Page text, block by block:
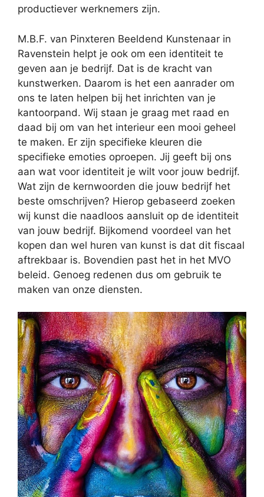
productiever werknemers zijn.
M.B.F. van Pinxteren Beeldend Kunstenaar in
Ravenstein helpt je ook om een identiteit te
geven aan je bedrijf. Dat is de kracht van
kunstwerken. Daarom is het een aanrader om
ons te laten helpen bij het inrichten van je
kantoorpand. Wij staan je graag met raad en
daad bij om van het interieur een mooi geheel
te maken. Er zijn specifieke kleuren die
specifieke emoties oproepen. Jij geeft bij ons
aan wat voor identiteit je wilt voor jouw bedrijf.
Wat zijn de kernwoorden die jouw bedrijf het
beste omschrijven? Hierop gebaseerd zoeken
wij kunst die naadloos aansluit op de identiteit
van jouw bedrijf. Bijkomend voordeel van het
kopen dan wel huren van kunst is dat dit fiscaal
aftrekbaar is. Bovendien past het in het MVO
beleid. Genoeg redenen dus om gebruik te
maken van onze diensten.